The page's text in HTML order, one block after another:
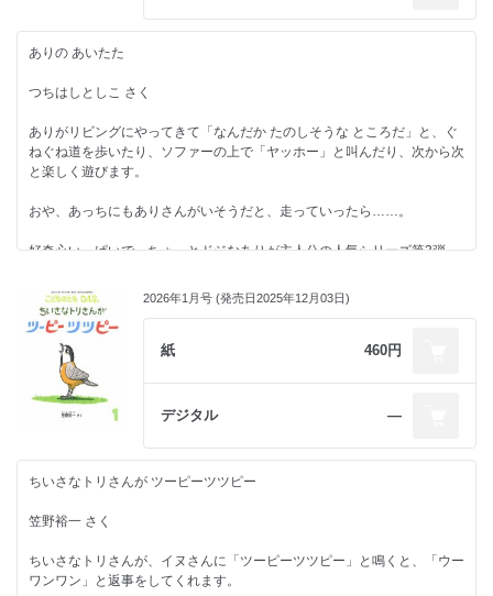
■編集部より
『のりたいな』『たべたいな』など、赤ちゃんがよろこぶ絵本を作ってく
今回のテーマは「くだもの」。赤ちゃんは自分の知っているくだものを見
てうれしくなったり、初めて出会うくだものに興味をひかれるたりするこ
果もあって耳で聞いて心地よく、赤ちゃんは気持ちを重ねながら、くだも
絵はほかのみやまつさんの絵本同様、貼り絵で作られています。みやまつ
さんはそれぞれのくだものの旬の時期を大切に、一年をかけて原画制作に
取り組んでくださいました。さまざまな紙の色や質感を生かして丁寧に作
られた貼り絵の表現をお楽しみください。
＊子どもにくだものを与える際は、月齢・年齢に合わせてご配慮くださ
い。
みやまつともみ
神奈川県生まれ。東邦大学理学部生物学科卒業。ウミガメの生態研究、県
物、生活まわりのものなどを貼り絵で描く。絵本に『のりたいな』『たべ
かよし だあれ』（「同」2018年６月号）『うみのいきもの かくれっこ』
（「こどものとも年少版」2022年６月号）『おなまえ なあに』（「同」
１、２歳くらいの子だと、「こうなったらいいな」という思いがあって
しますよね。
そんな小さな子の気持ちに、山田ゆみ子さんがやさしく寄り添ってくださ
この絵本の中で願いが叶って、うれしい気持ちを味わってもらえたらと思
います。
一日一日と成長する子どもたち。
思いのほか、すっとできたりするかもしれませんよ。
も0.1.2.」2022年10月号）『くーちゃんの くった』（「同」2019年10月
号）『まっかだね』（「同」2011年10月号）『かみっこさん』（「こど
ものとも年少版」2016年12月号）『ゆうちゃんのたこやきパーティー』
（「こどものとも年中向き」2009年12月号）『いちばの どじょう』
（「同」2006年８月号）『おでんおんせん』（「同」2003年２月号、以
上福音館書店）など。
絵を担当した作品に『みっちゃんのさくら貝』（窪田惠子作、能登印刷出
★定期購読されている皆様のレビューもぜひご覧ください！
ありの あいたた
つちはしとしこ さく
ありがリビングにやってきて「なんだか たのしそうな ところだ」と、ぐ
ねぐね道を歩いたり、ソファーの上で「ヤッホー」と叫んだり、次から次
と楽しく遊びます。
おや、あっちにもありさんがいそうだと、走っていったら……。
好奇心いっぱいで、ちょっとドジなありが主人公の人気シリーズ第3弾。
今作では「あいたたたー」のラストで子どもたちを魅了します。
編集部より
編集担当はかつて友人の子どもたちと『ありの あちち』を読んで、一
緒に大笑いしたことがあります。
２歳くらいの小さな子でも、絵本を読んでゲラゲラ笑うんだ、と新鮮な気
自分と似たような生活環境に出現したありくんが、遊んだり失敗したりす
は親近感を抱いてありくんのお話を安心して楽しむことができるのでしょ
今作では「あいたたた－」と、痛い思いをしたありくんはかわいそうです
ば、裏表紙でにっこり笑顔になっていますよ。
1996年に刊行された『ありの あちち』、続編の『ありの あわわ』
2026年1月号 (発売日2025年12月03日)
紙 460円
デジタル ―
ちいさなトリさんが ツーピーツツピー
笠野裕一 さく
ちいさなトリさんが、イヌさんに「ツーピーツツピー」と鳴くと、「ウー
ワンワン」と返事をしてくれます。